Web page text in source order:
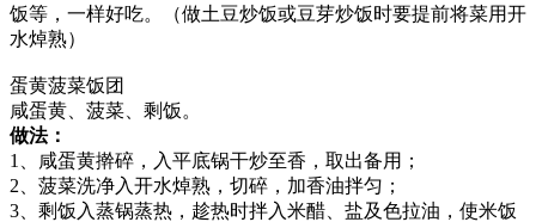
饭等，一样好吃。（做土豆炒饭或豆芽炒饭时要提前将菜用开
水焯熟）
蛋黄菠菜饭团
咸蛋黄、菠菜、剩饭。
做法：
1、咸蛋黄擀碎，入平底锅干炒至香，取出备用；
2、菠菜洗净入开水焯熟，切碎，加香油拌匀；
3、剩饭入蒸锅蒸热，趁热时拌入米醋、盐及色拉油，使米饭